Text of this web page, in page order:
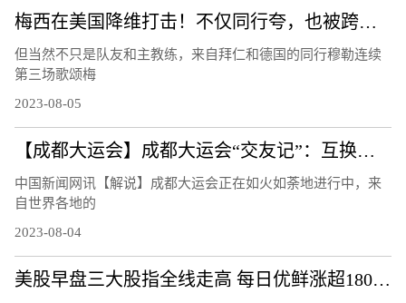
梅西在美国降维打击！不仅同行夸，也被跨界名人们歌颂！
但当然不只是队友和主教练，来自拜仁和德国的同行穆勒连续
第三场歌颂梅
2023-08-05
【成都大运会】成都大运会“交友记”：互换徽章成潮流
中国新闻网讯【解说】成都大运会正在如火如荼地进行中，来
自世界各地的
2023-08-04
美股早盘三大股指全线走高 每日优鲜涨超180%触发熔断